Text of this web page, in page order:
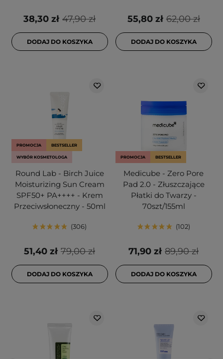
47,90 zł
38,30 zł
DODAJ DO KOSZYKA
62,00 zł
55,80 zł
DODAJ DO KOSZYKA
PROMOCJA BESTSELLER
WYBÓR KOSMETOLOGA
Round Lab - Birch Juice
Moisturizing Sun Cream
SPF50+ PA++++ - Krem
Przeciwsłoneczny - 50ml
306
79,00 zł
51,40 zł
DODAJ DO KOSZYKA
PROMOCJA BESTSELLER
Medicube - Zero Pore
Pad 2.0 - Złuszczające
Płatki do Twarzy -
70szt/155ml
102
89,90 zł
71,90 zł
DODAJ DO KOSZYKA